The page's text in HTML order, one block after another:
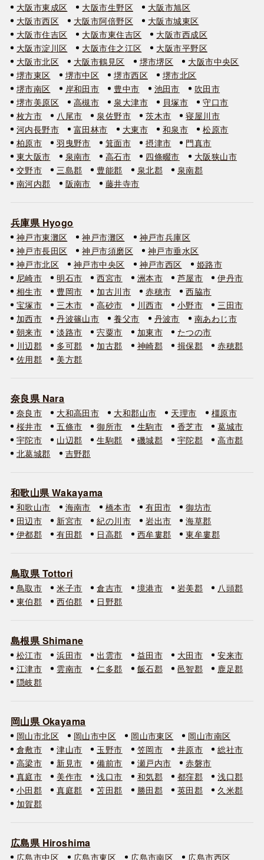
大阪市東成区
大阪市生野区
大阪市旭区
大阪市西区
大阪市阿倍野区
大阪市城東区
大阪市住吉区
大阪市東住吉区
大阪市西成区
大阪市淀川区
大阪市住之江区
大阪市平野区
大阪市北区
大阪市鶴見区 堺市堺区
大阪市中央区
堺市東区
堺市中区 堺市西区
堺市北区
堺市南区
岸和田市 豊中市 池田市
吹田市
堺市美原区
高槻市 泉大津市 貝塚市
守口市
枚方市
八尾市 泉佐野市 茨木市
寝屋川市
河内長野市
富田林市 大東市 和泉市
松原市
柏原市
羽曳野市 箕面市 摂津市
門真市
東大阪市
泉南市 高石市 四條畷市
大阪狭山市
交野市
三島郡 豊能郡 泉北郡
泉南郡
南河内郡
阪南市 藤井寺市
兵庫県 Hyogo
神戸市東灘区 神戸市灘区
神戸市兵庫区
神戸市長田区
神戸市須磨区
神戸市垂水区
神戸市北区
神戸市中央区 神戸市西区
姫路市
尼崎市
明石市 西宮市 洲本市 芦屋市
伊丹市
相生市
豊岡市 加古川市 赤穂市
西脇市
宝塚市
三木市 高砂市 川西市 小野市
三田市
加西市
丹波篠山市 養父市 丹波市
南あわじ市
朝来市
淡路市 宍粟市 加東市
たつの市
川辺郡
多可郡 加古郡 神崎郡 揖保郡
赤穂郡
佐用郡
美方郡
奈良県 Nara
奈良市 大和高田市 大和郡山市 天理市
橿原市
桜井市
五條市 御所市 生駒市 香芝市
葛城市
宇陀市
山辺郡 生駒郡 磯城郡 宇陀郡
高市郡
北葛城郡
吉野郡
和歌山県 Wakayama
和歌山市 海南市 橋本市 有田市
御坊市
田辺市
新宮市 紀の川市 岩出市
海草郡
伊都郡
有田郡 日高郡 西牟婁郡 東牟婁郡
鳥取県 Tottori
鳥取市 米子市 倉吉市 境港市 岩美郡
八頭郡
東伯郡
西伯郡 日野郡
島根県 Shimane
松江市 浜田市 出雲市 益田市 大田市
安来市
江津市
雲南市 仁多郡 飯石郡 邑智郡
鹿足郡
隠岐郡
岡山県 Okayama
岡山市北区 岡山市中区 岡山市東区
岡山市南区
倉敷市
津山市 玉野市 笠岡市 井原市
総社市
高梁市
新見市 備前市 瀬戸内市
赤磐市
真庭市
美作市 浅口市 和気郡 都窪郡
浅口郡
小田郡
真庭郡 苫田郡 勝田郡 英田郡
久米郡
加賀郡
広島県 Hiroshima
広島市中区 広島市東区 広島市南区 広島市西区